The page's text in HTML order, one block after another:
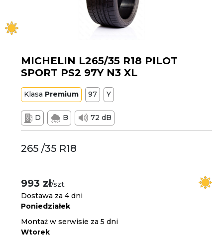
MICHELIN L265/35 R18 PILOT
SPORT PS2 97Y N3 XL
Klasa Premium 97 Y
D B 72 dB
265 /35 R18
993 zł/szt.
Dostawa za 4 dni
Poniedziałek
Montaż w serwisie za 5 dni
Wtorek